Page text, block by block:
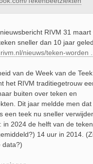
nieuwsbericht RIVM 31 maart
sneller dan 10 jaar
nieuws/teken-worden ...
van de Week van de
het RIVM traditiegetrouw
buiten over teken en
Dit jaar meldde men dat
een teek nu sneller
in 2024 de helft van de
14 uur in 2014.
data?)